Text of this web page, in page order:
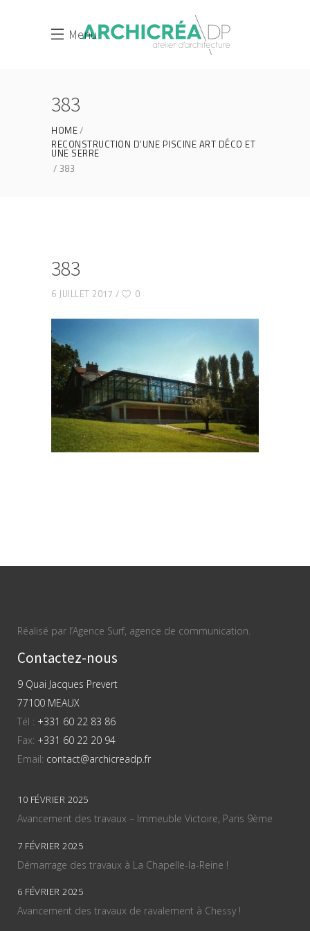
Menu
383
HOME
RECONSTRUCTION D’UNE PISCINE ART DÉCO ET
UNE SERRE
383
383
6 JUILLET 2017 0
Réalisé par l’Agence Surf, agence de communication.
Contactez-nous
9 Quai Jacques Prevert
77100 MEAUX
Tél : +331 60 22 83 86
Fax: +331 60 22 20 94
Email: contact@archicreadp.fr
10 FÉVRIER 2025
Avancement des travaux – Immeuble Victoire, Paris 9ème
7 FÉVRIER 2025
Démarrage des travaux à La Chapelle-la-Reine !
6 FÉVRIER 2025
Avancement des travaux de ravalement à Chessy !